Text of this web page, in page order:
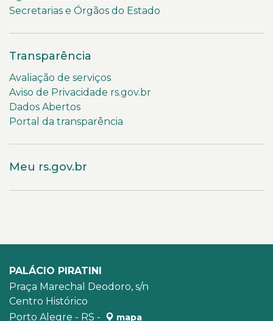
Secretarias e Órgãos do Estado
Transparência
Avaliação de serviços
Aviso de Privacidade rs.gov.br
Dados Abertos
Portal da transparência
Meu rs.gov.br
PALÁCIO PIRATINI
Praça Marechal Deodoro, s/n
Centro Histórico
Porto Alegre - RS -
mapa